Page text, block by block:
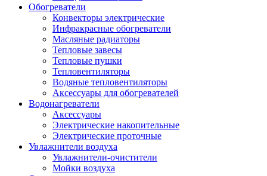
Обогреватели
Конвекторы электрические
Инфракрасные обогреватели
Масляные радиаторы
Тепловые завесы
Тепловые пушки
Тепловентиляторы
Водяные тепловентиляторы
Аксессуары для обогревателей
Водонагреватели
Аксессуары
Электрические накопительные
Электрические проточные
Увлажнители воздуха
Увлажнители-очистители
Мойки воздуха